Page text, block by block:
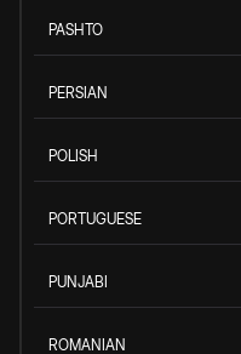
PASHTO
PERSIAN
POLISH
PORTUGUESE
PUNJABI
ROMANIAN